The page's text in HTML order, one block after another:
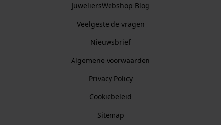
JuweliersWebshop Blog
Veelgestelde vragen
Nieuwsbrief
Algemene voorwaarden
Privacy Policy
Cookiebeleid
Sitemap